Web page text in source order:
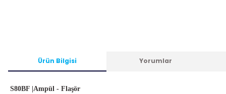
Ürün Bilgisi Yorumlar
S80BF |Ampül - Flaşör